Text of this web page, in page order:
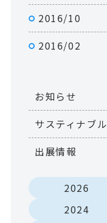
2016/10
2016/02
お知らせ
サスティナブル
出展情報
2026
2024